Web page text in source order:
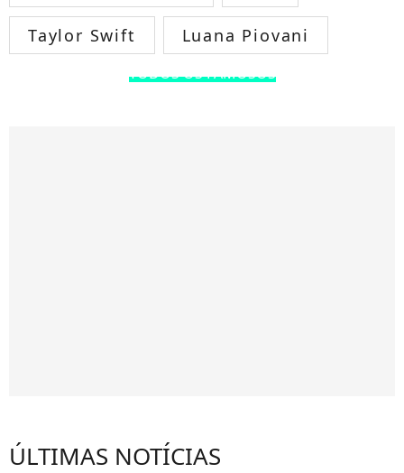
Taylor Swift Luana Piovani
TODOS OS FAMOSOS
ÚLTIMAS NOTÍCIAS